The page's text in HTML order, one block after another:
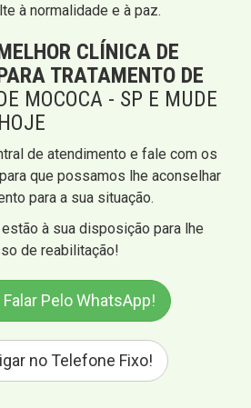
à normalidade e à paz.
CLÍNICA DE
TRATAMENTO DE
MOCOCA - SP E MUDE
de atendimento e fale com os
que possamos lhe aconselhar
para a sua situação.
à sua disposição para lhe
de reabilitação!
Falar Pelo WhatsApp!
no Telefone Fixo!